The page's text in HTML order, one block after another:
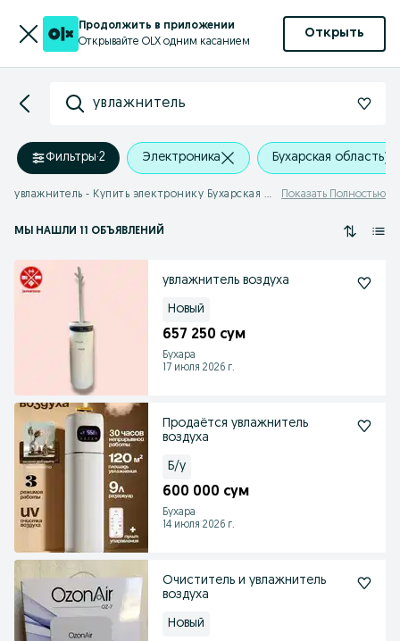
Продолжить в приложении
Открывайте OLX одним касанием
Открыть
увлажнитель
Фильтры·2 Электроника Бухарская область
увлажнитель - Купить электронику Бухарская область Показать Полностью
МЫ НАШЛИ 11 ОБЪЯВЛЕНИЙ
увлажнитель воздуха
Новый
657 250 сум
Бухара
17 июля 2026 г.
Продаётся увлажнитель
воздуха
Б/у
600 000 сум
Бухара
14 июля 2026 г.
Очиститель и увлажнитель
воздуха
Новый